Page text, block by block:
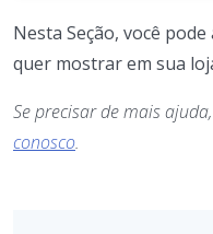
Nesta Seção, você
quer mostrar em sua
Se precisar de mais
conosco.